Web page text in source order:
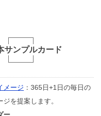
サンプルカード
メージ ：365日+1日の毎日の
を提案します。